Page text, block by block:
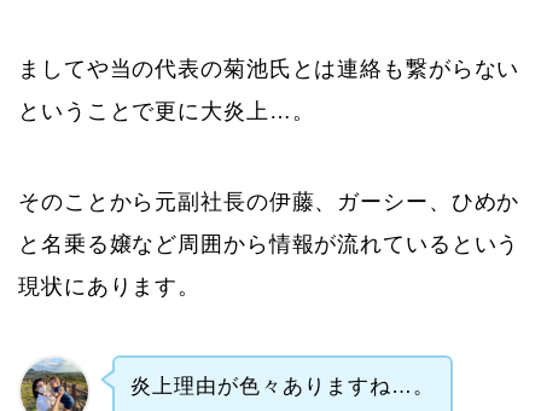
ましてや当の代表の菊池氏とは連絡も繋がらない
ということで更に大炎上…。
そのことから元副社長の伊藤、ガーシー、ひめか
と名乗る嬢など周囲から情報が流れているという
現状にあります。
炎上理由が色々ありますね…。